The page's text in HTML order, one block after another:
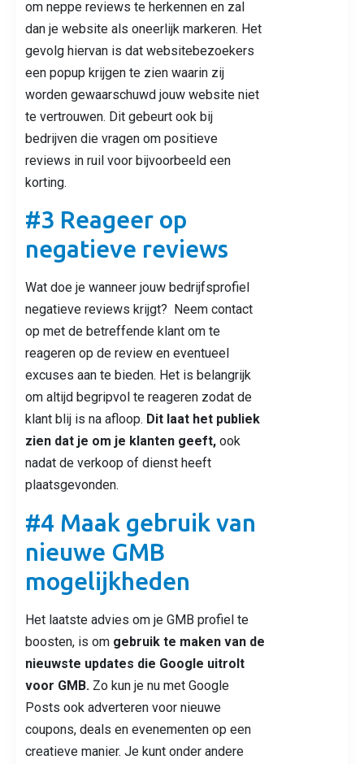
om neppe reviews te herkennen en zal
dan je website als oneerlijk markeren. Het
gevolg hiervan is dat websitebezoekers
een popup krijgen te zien waarin zij
worden gewaarschuwd jouw website niet
te vertrouwen. Dit gebeurt ook bij
bedrijven die vragen om positieve
reviews in ruil voor bijvoorbeeld een
korting.
#3 Reageer op
negatieve reviews
Wat doe je wanneer jouw bedrijfsprofiel
negatieve reviews krijgt? Neem contact
op met de betreffende klant om te
reageren op de review en eventueel
excuses aan te bieden. Het is belangrijk
om altijd begripvol te reageren zodat de
klant blij is na afloop. Dit laat het publiek
zien dat je om je klanten geeft, ook
nadat de verkoop of dienst heeft
plaatsgevonden.
#4 Maak gebruik van
nieuwe GMB
mogelijkheden
Het laatste advies om je GMB profiel te
boosten, is om gebruik te maken van de
nieuwste updates die Google uitrolt
voor GMB. Zo kun je nu met Google
Posts ook adverteren voor nieuwe
coupons, deals en evenementen op een
creatieve manier. Je kunt onder andere